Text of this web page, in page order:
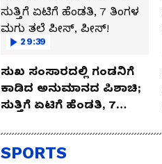
29:39
ಸುಖ ಸಂಸಾರದಲ್ಲಿ ಗಂಡನಿಗೆ
ಕಾಡಿದ ಅನುಮಾನದ ಪಿಶಾಚಿ;
ಸುತ್ತಿಗೆ ಏಟಿಗೆ ಹೆಂಡತಿ, 7
ಪೀಸ್!
SPORTS